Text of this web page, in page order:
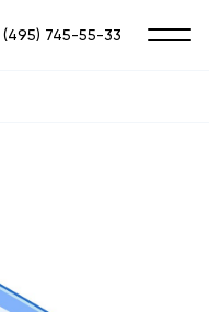
(495) 745-55-33